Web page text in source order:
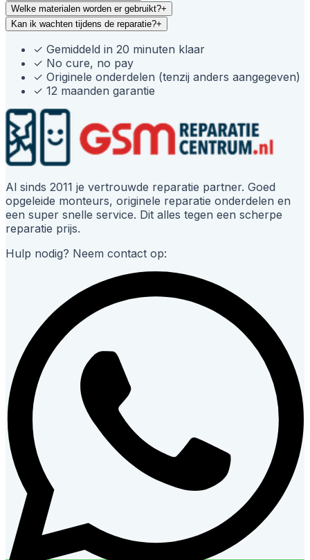
Welke materialen worden er gebruikt?+
Kan ik wachten tijdens de reparatie?+
✓ Gemiddeld in 20 minuten klaar
✓ No cure, no pay
✓ Originele onderdelen (tenzij anders aangegeven)
✓ 12 maanden garantie
Al sinds 2011 je vertrouwde reparatie partner. Goed
opgeleide monteurs, originele reparatie onderdelen en
een super snelle service. Dit alles tegen een scherpe
reparatie prijs.
Hulp nodig? Neem contact op: